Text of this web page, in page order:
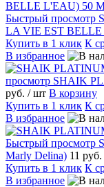
Быстрый просмотр
LA VIE EST
Купить в 1 клик К
В избранное
просмотр SHAIK
руб. / шт В корзину
Купить в 1 клик К
В избранное
Быстрый просмотр
Marly Delina) 11 руб.
Купить в 1 клик К
В избранное